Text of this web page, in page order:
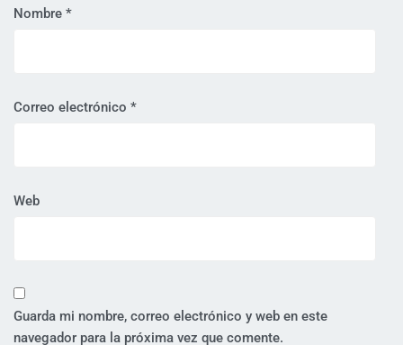
Nombre *
Correo electrónico *
Web
Guarda mi nombre, correo electrónico y web en este
navegador para la próxima vez que comente.